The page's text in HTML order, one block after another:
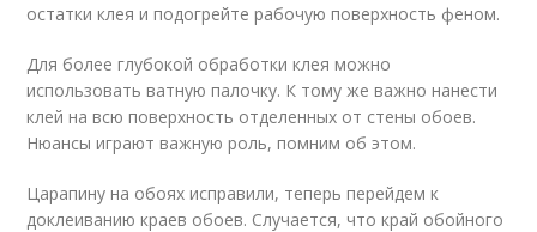
остатки клея и подогрейте рабочую поверхность феном.
Для более глубокой обработки клея можно
использовать ватную палочку. К тому же важно нанести
клей на всю поверхность отделенных от стены обоев.
Нюансы играют важную роль, помним об этом.
Царапину на обоях исправили, теперь перейдем к
доклеиванию краев обоев. Случается, что край обойного